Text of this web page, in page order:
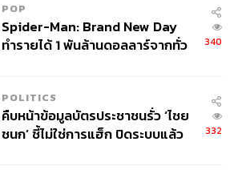
POP
Spider-Man: Brand New Day
ทำรายได้ 1 พันล้านดอลลาร์จากทั่ว
340
POLITICS
คืบหน้าข้อมูลบัตรประชาชนรั่ว ‘ไชย
ชนก’ ชี้ไม่ใช่การแฮ็ก ปิดระบบแล้ว
332